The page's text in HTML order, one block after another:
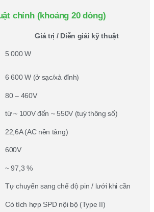
chính (khoảng 20 dòng)
Giá trị / Diễn giải kỹ thuật
5 000 W
6 600 W (ở sạc/xả đỉnh)
80 – 460V
từ ~ 100V đến ~ 550V (tuỳ thông số)
22,6A (AC nền tảng)
600V
~ 97,3 %
Tự chuyển sang chế độ pin / lưới khi cần
Có tích hợp SPD nội bộ (Type II)